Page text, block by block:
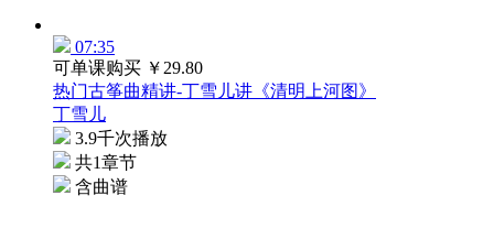
07:35
可单课购买 ￥29.80
热门古筝曲精讲-丁雪儿讲《清明上河图》
丁雪儿
3.9千次播放
共1章节
含曲谱